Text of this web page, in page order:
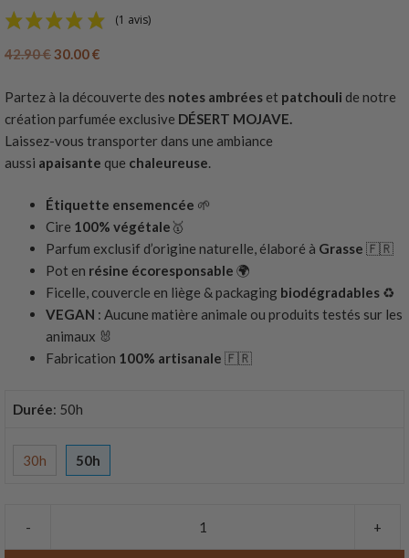
(1 avis)
42.90€Le
initial
était :
42.90 €.
30.00€
actuel
est :
30.00 €.
Partez à la découverte des notes ambrées et patchouli de notre
création parfumée exclusive DÉSERT MOJAVE.
Laissez-vous transporter dans une ambiance
aussi apaisante que chaleureuse
Étiquette ensemencée 🌱
Cire 100% végétale 🥇
Parfum exclusif d’origine naturelle, élaboré à Grasse 🇫🇷
Pot en résine écoresponsable 🌍
Ficelle, couvercle en liège & packaging biodégradables ♻️
VEGAN : Aucune matière animale ou produits testés sur les
animaux 🐰
Fabrication 100% artisanale 🇫🇷
Durée: 50h
30h 50h
- +